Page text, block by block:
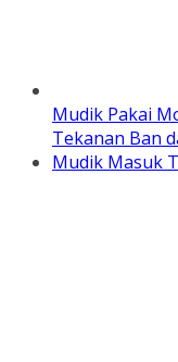
Mudik Pakai
Tekanan Ban
Mudik Masuk